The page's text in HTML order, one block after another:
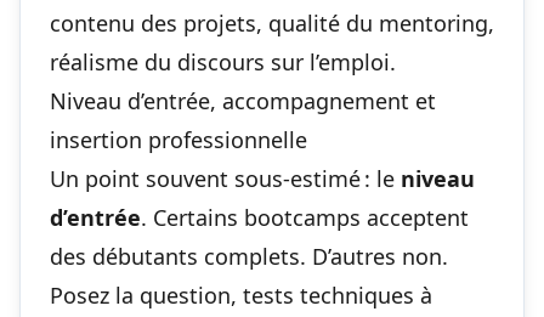
contenu des projets, qualité du mentoring,
réalisme du discours sur l’emploi.
Niveau d’entrée, accompagnement et
insertion professionnelle
Un point souvent sous-estimé : le niveau
d’entrée. Certains bootcamps acceptent
des débutants complets. D’autres non.
Posez la question, tests techniques à